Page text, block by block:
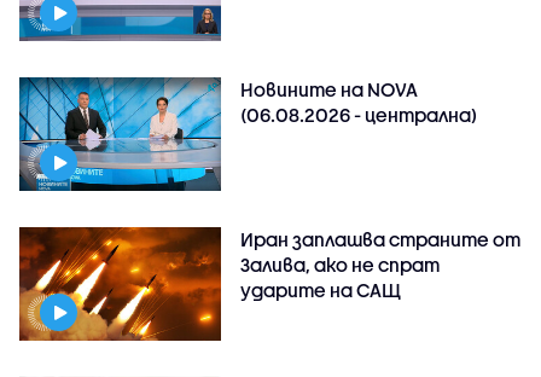
Новините на NOVA
(06.08.2026 - централна)
Иран заплашва страните от
Залива, ако не спрат
ударите на САЩ